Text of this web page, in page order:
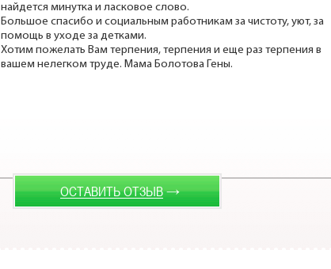
найдется минутка и ласковое слово.
Большое спасибо и социальным работникам за чистоту, уют, за
помощь в уходе за детками.
Хотим пожелать Вам терпения, терпения и еще раз терпения в
вашем нелегком труде. Мама Болотова Гены.
ОСТАВИТЬ ОТЗЫВ→